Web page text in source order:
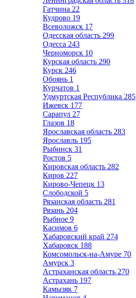
Гатчина 22
Кудрово 19
Всеволожск 17
Одесская область 299
Одесса 243
Черноморск 10
Курская область 290
Курск 246
Обоянь 1
Курчатов 1
Удмуртская Республика 285
Ижевск 177
Сарапул 27
Глазов 18
Ярославская область 283
Ярославль 195
Рыбинск 31
Ростов 5
Кировская область 282
Киров 227
Кирово-Чепецк 13
Слободской 5
Рязанская область 281
Рязань 204
Рыбное 9
Касимов 6
Хабаровский край 274
Хабаровск 188
Комсомольск-на-Амуре 70
Амурск 3
Астраханская область 270
Астрахань 197
Камызяк 7